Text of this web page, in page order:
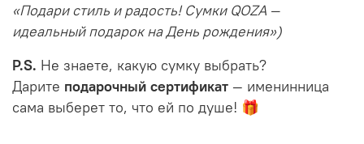
«Подари стиль и радость! Сумки QOZA —
идеальный подарок на День рождения»)
P.S. Не знаете, какую сумку выбрать?
Дарите подарочный сертификат — именинница
сама выберет то, что ей по душе! 🎁